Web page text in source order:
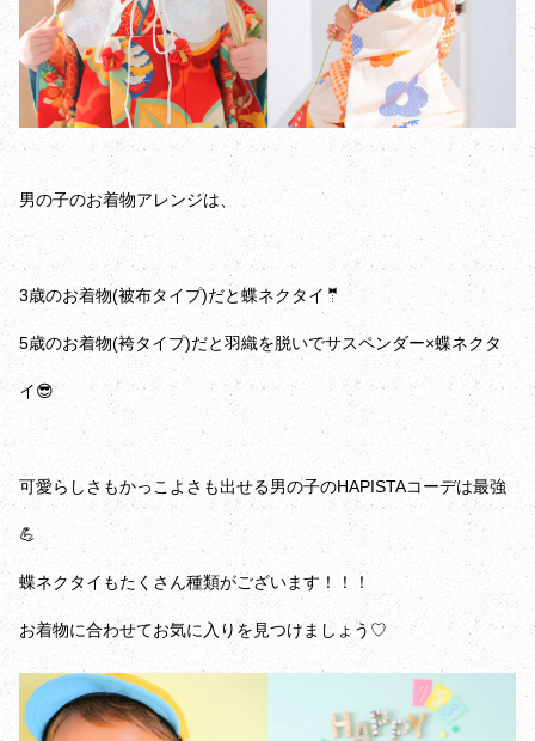
男の子のお着物アレンジは、
3歳のお着物(被布タイプ)だと蝶ネクタイ🤵
5歳のお着物(袴タイプ)だと羽織を脱いでサスペンダー×蝶ネクタ
イ😎
可愛らしさもかっこよさも出せる男の子のHAPISTAコーデは最強
💪
蝶ネクタイもたくさん種類がございます！！！
お着物に合わせてお気に入りを見つけましょう♡